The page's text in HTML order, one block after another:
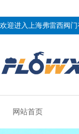
欢迎进入上海弗雷西阀门
网站首页